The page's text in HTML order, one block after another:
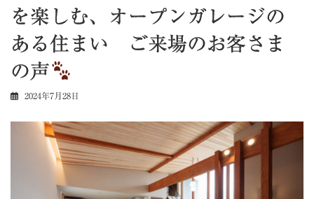
を楽しむ、オープンガレージの
ある住まい ご来場のお客さま
の声
2024年7月28日